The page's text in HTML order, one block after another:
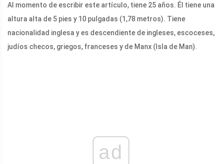
Al momento de escribir este artículo, tiene 25 años. Él tiene una
altura alta de 5 pies y 10 pulgadas (1,78 metros). Tiene
nacionalidad inglesa y es descendiente de ingleses, escoceses,
judíos checos, griegos, franceses y de Manx (Isla de Man).
ad